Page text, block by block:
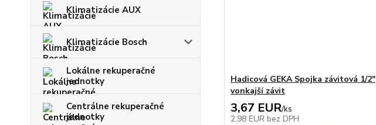
Klimatizácie AUX
Klimatizácie Bosch
Lokálne rekuperačné
jednotky
Centrálne rekuperačné
jednotky
Hadicová GEKA Spojka závitová 1/2"
vonkajší závit
3,67 EUR/ks
2,98 EUR bez DPH